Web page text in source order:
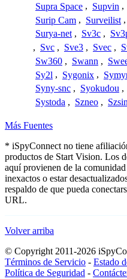
Supra Space , Supvin ,
Surip Cam , Surveilist ,
Surya-net , Sv3c ,
, Svc , Sve3 , Svec ,
Sw360 , Swann ,
Sy2l , Sygonix ,
Syny-snc , Syokudou ,
Systoda , Szneo ,
Más Fuentes
* iSpyConnect no tiene
productos de Start Vision. Los
aquí provienen de la
inexactos o estar
respaldo de que pueda
URL.
Volver arriba
© Copyright 2011-2026
Términos de Servicio - Estado
Política de Seguridad -